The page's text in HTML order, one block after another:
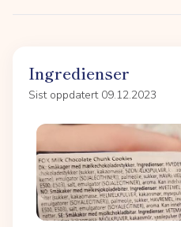
Ingredienser
Sist oppdatert 09.12.2023